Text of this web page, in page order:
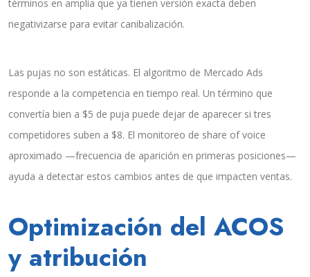
términos en amplia que ya tienen versión exacta deben
negativizarse para evitar canibalización.
Las pujas no son estáticas. El algoritmo de Mercado Ads
responde a la competencia en tiempo real. Un término que
convertía bien a $5 de puja puede dejar de aparecer si tres
competidores suben a $8. El monitoreo de share of voice
aproximado —frecuencia de aparición en primeras posiciones—
ayuda a detectar estos cambios antes de que impacten ventas.
Optimización del ACOS
y atribución